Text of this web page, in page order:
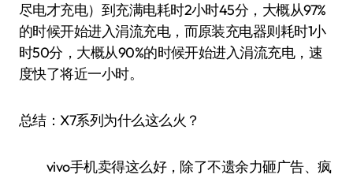
尽电才充电）到充满电耗时2小时45分，大概从97%
的时候开始进入涓流充电，而原装充电器则耗时1小
时50分，大概从90%的时候开始进入涓流充电，速
度快了将近一小时。
总结：X7系列为什么这么火？
vivo手机卖得这么好，除了不遗余力砸广告、疯